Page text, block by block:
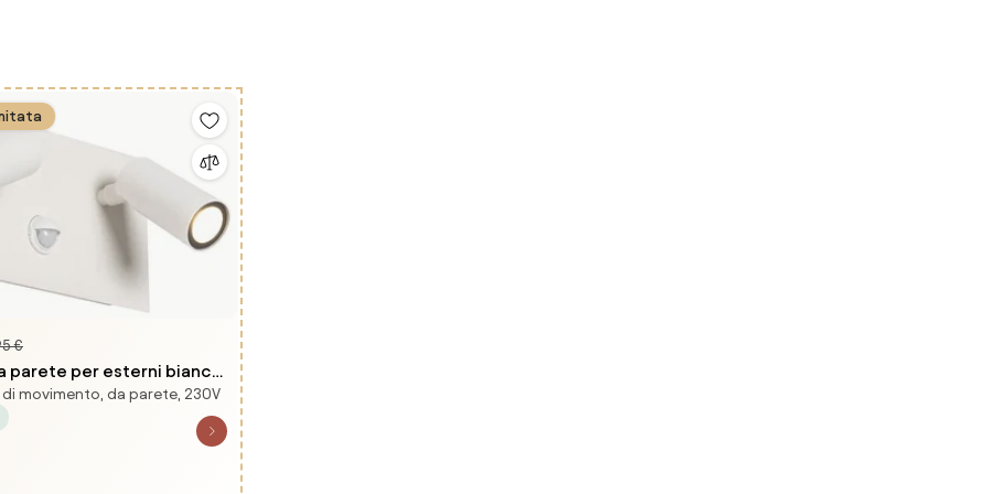
€
parete per esterni bianca
sensore di movimento -
movimento, da parete, 230V